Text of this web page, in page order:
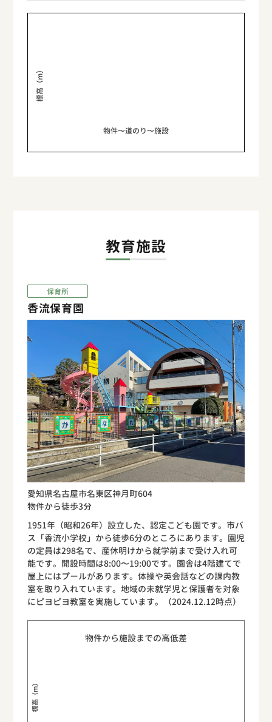
標高（m）
物件〜道のり〜施設
教育施設
保育所
香流保育園
愛知県名古屋市名東区神月町604
物件から徒歩3分
1951年（昭和26年）設立した、認定こども園です。市バ
ス「香流小学校」から徒歩6分のところにあります。園児
の定員は298名で、産休明けから就学前まで受け入れ可
能です。開設時間は8:00〜19:00です。園舎は4階建てで
屋上にはプールがあります。体操や英会話などの課内教
室を取り入れています。地域の未就学児と保護者を対象
にピヨピヨ教室を実施しています。（2024.12.12時点）
物件から施設までの高低差
標高（m）